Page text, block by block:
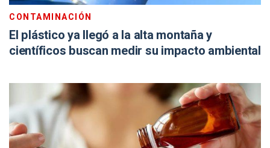
CONTAMINACIÓN
El plástico ya llegó a la alta montaña y
científicos buscan medir su impacto ambiental